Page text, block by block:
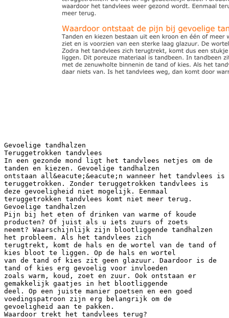
Gevoelige tandhalzen
Teruggetrokken tandvlees
In een gezonde mond ligt het tandvlees netjes om de
tanden en kiezen. Gevoelige tandhalzen
ontstaan all&eacute;&eacute;n wanneer het tandvlees is
teruggetrokken. Zonder teruggetrokken tandvlees is
deze gevoeligheid niet mogelijk. Eenmaal
teruggetrokken tandvlees komt niet meer terug.
Gevoelige tandhalzen
Pijn bij het eten of drinken van warme of koude
producten? Of juist als u iets zuurs of zoets
neemt? Waarschijnlijk zijn blootliggende tandhalzen
het probleem. Als het tandvlees zich
terugtrekt, komt de hals en de wortel van de tand of
kies bloot te liggen. Op de hals en wortel
van de tand of kies zit geen glazuur. Daardoor is de
tand of kies erg gevoelig voor invloeden
zoals warm, koud, zoet en zuur. Ook ontstaan er
gemakkelijk gaatjes in het blootliggende
deel. Op een juiste manier poetsen en een goed
voedingspatroon zijn erg belangrijk om de
gevoeligheid aan te pakken.
Waardoor trekt het tandvlees terug?